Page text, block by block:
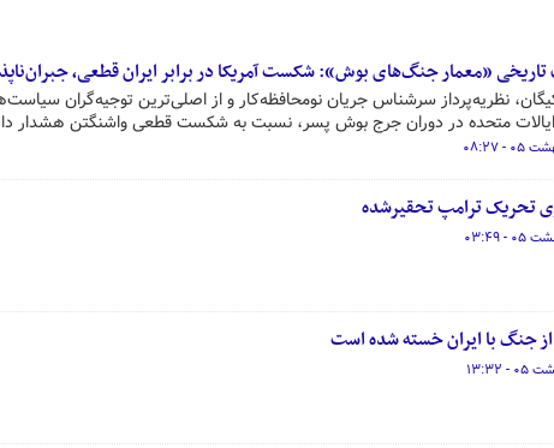
تاریخی «معمار جنگ‌های بوش»: شکست آمریکا در برابر ایران قطعی،
نظریه‌پرداز سرشناس جریان نومحافظه‌کار و از اصلی‌ترین توجیه‌گران
متحده در دوران جرج بوش پسر، نسبت به شکست قطعی واشنگتن هشدار
تحریک ترامپ تحقیرشده
جنگ با ایران خسته شده است